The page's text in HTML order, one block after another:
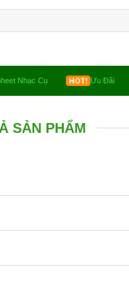
Nhạc Cụ Ưu Đãi
SẢN PHẨM